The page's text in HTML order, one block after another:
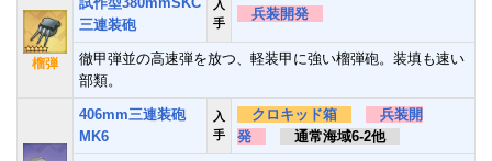
榴弾
三連装砲
入
手
兵装開発
徹甲弾並の高速弾を放つ、軽装甲に強い榴弾砲。装填も速い
部類。
406mm三連装砲
MK6
入
手
クロキッド箱
兵装開
発
通常海域6-2他